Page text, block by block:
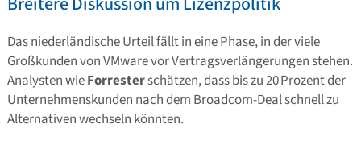
Das niederländische Urteil fällt in eine Phase, in der viele
Großkunden von VMware vor Vertragsverlängerungen stehen.
Analysten wieForresterschätzen, dass bis zu 20 Prozent der
Unternehmenskunden nach dem Broadcom-Deal schnell zu
Alternativen wechseln könnten.